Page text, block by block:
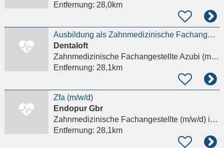
Entfernung: 28,0km
Ausbildung als Zahnmedizinische Fachangestellte / ZFA (m/w/d)
Dentaloft
Zahnmedizinische Fachangestellte Azubi (m/w/d)
Entfernung: 28,1km
Zfa (m/w/d)
Endopur Gbr
Zahnmedizinische Fachangestellte (m/w/d)in Frankfurt am Main
Entfernung: 28,1km